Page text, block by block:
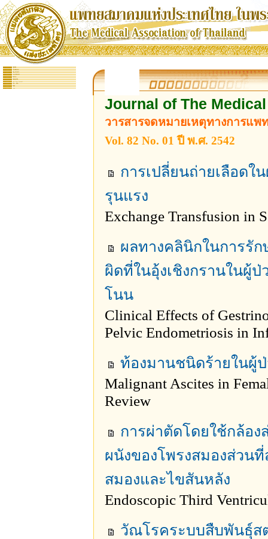
Journal of The
วารสารจดหมายเหตุทางการแ
Vol. 82 No. 01ปี พ.ศ. 2542
การเปลี่ยนถ่ายเลือดใ
รุนแรง
Exchange Transfusion in
ผลทางคลินิกในการรั
ผิดที่ในอุ้งเชิงกรานในผู้
โนน
Clinical Effects of
Pelvic Endometriosis in
ท้องมานชนิดร้ายในผู้ป่
Malignant Ascites in
Review
การผ่าตัดโดยใช้กล้อง
ผนังของโพรงสมองส่วน
สมองและไขสันหลัง
Endoscopic Third
วัณโรคระบบสืบพันธุ์ส